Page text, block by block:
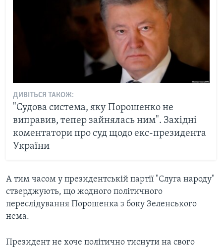
ДИВІТЬСЯ ТАКОЖ:
"Судова система, яку Порошенко не
виправив, тепер зайнялась ним". Західні
коментатори про суд щодо екс-президента
України
А тим часом у президентській партії "Слуга народу"
стверджують, що жодного політичного
переслідування Порошенка з боку Зеленського
нема.
Президент не хоче політично тиснути на свого